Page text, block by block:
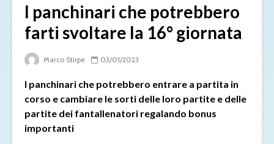
I panchinari che potrebbero
farti svoltare la 16° giornata
Marco Stirpe 03/01/2023
I panchinari che potrebbero entrare a partita in
corso e cambiare le sorti delle loro partite e delle
partite dei fantallenatori regalando bonus
importanti